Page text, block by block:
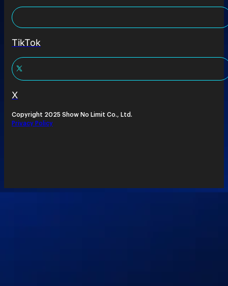
TikTok
X
Copyright 2025 Show No Limit Co., Ltd.
Privacy Policy